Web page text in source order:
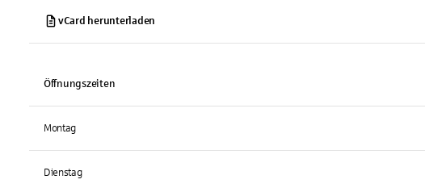
vCard herunterladen
Öffnungszeiten
Montag
Dienstag